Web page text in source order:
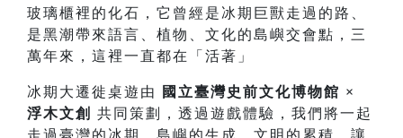
玻璃櫃裡的化石，它曾經是冰期巨獸走過的路、
是黑潮帶來語言、植物、文化的島嶼交會點，三
萬年來，這裡一直都在「活著」
冰期大遷徙桌遊由
國立臺灣史前文化博物館 ×
浮木文創
共同策劃，透過遊戲體驗，我們將一起
走過臺灣的冰期、島嶼的生成、文明的累積，讓